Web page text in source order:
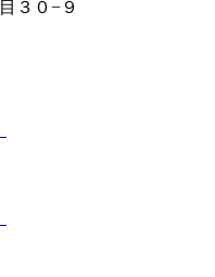
３０−９